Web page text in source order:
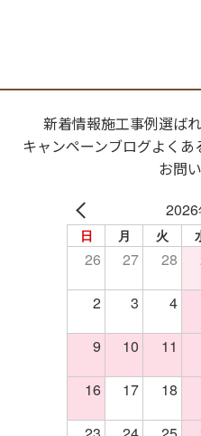
新着情報施工事例選ば
キャンペーンブログよくあ
お問
2026
日 月 火
26 27 28
2 3 4
9 10 11
16 17 18